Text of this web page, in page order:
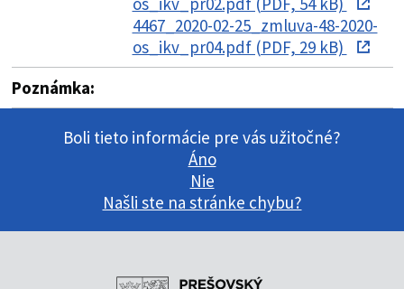
4467_2020-02-25_zmluva-48-2020-
os_ikv_pr04.pdf (PDF, 29 kB)
Poznámka:
Boli tieto informácie pre vás užitočné?
Áno
Nie
Našli ste na stránke chybu?